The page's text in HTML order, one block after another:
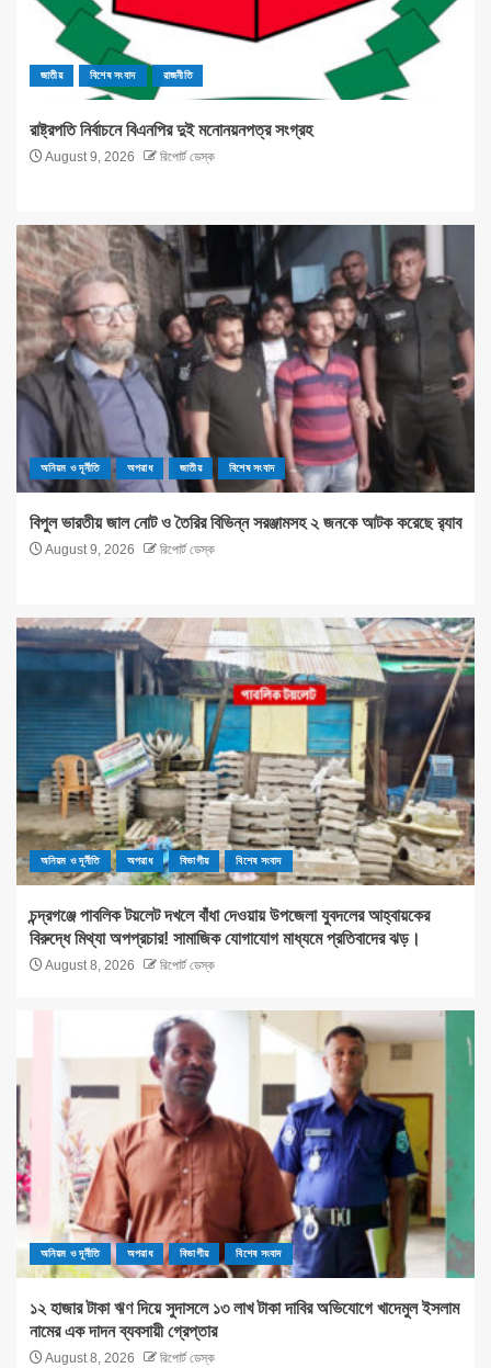
জাতীয় বিশেষ সংবাদ রাজনীতি
রাষ্ট্রপতি নির্বাচনে বিএনপির দুই মনোনয়নপত্র সংগ্রহ
August 9, 2026 রিপোর্ট ডেস্ক
অনিয়ম ও দূর্নীতি অপরাধ জাতীয় বিশেষ সংবাদ
বিপুল ভারতীয় জাল নোট ও তৈরির বিভিন্ন সরঞ্জামসহ ২ জনকে আটক করেছে র‌্যাব
August 9, 2026 রিপোর্ট ডেস্ক
অনিয়ম ও দূর্নীতি অপরাধ বিভাগীয় বিশেষ সংবাদ
চন্দ্রগঞ্জে পাবলিক টয়লেট দখলে বাঁধা দেওয়ায় উপজেলা যুবদলের আহ্বায়কের
বিরুদ্ধে মিথ্যা অপপ্রচার! সামাজিক যোগাযোগ মাধ্যমে প্রতিবাদের ঝড়।
August 8, 2026 রিপোর্ট ডেস্ক
অনিয়ম ও দূর্নীতি অপরাধ বিভাগীয় বিশেষ সংবাদ
১২ হাজার টাকা ঋণ দিয়ে সুদাসলে ১৩ লাখ টাকা দাবির অভিযোগে খাদেমুল ইসলাম
নামের এক দাদন ব্যবসায়ী গ্রেপ্তার
August 8, 2026 রিপোর্ট ডেস্ক